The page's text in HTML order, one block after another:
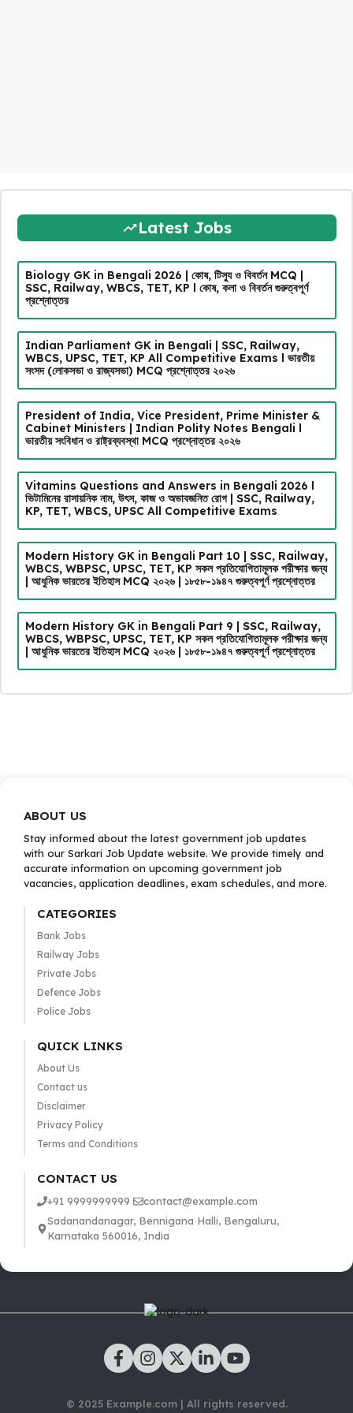
Latest Jobs
Biology GK in Bengali 2026 | কোষ, টিস্যু ও বিবর্তন MCQ |
SSC, Railway, WBCS, TET, KP l কোষ, কলা ও বিবর্তন গুরুত্বপূর্ণ
প্রশ্নোত্তর
Indian Parliament GK in Bengali | SSC, Railway,
WBCS, UPSC, TET, KP All Competitive Exams l ভারতীয়
সংসদ (লোকসভা ও রাজ্যসভা) MCQ প্রশ্নোত্তর ২০২৬
President of India, Vice President, Prime Minister &
Cabinet Ministers | Indian Polity Notes Bengali l
ভারতীয় সংবিধান ও রাষ্ট্রব্যবস্থা MCQ প্রশ্নোত্তর ২০২৬
Vitamins Questions and Answers in Bengali 2026 l
ভিটামিনের রাসায়নিক নাম, উৎস, কাজ ও অভাবজনিত রোগ | SSC, Railway,
KP, TET, WBCS, UPSC All Competitive Exams
Modern History GK in Bengali Part 10 | SSC, Railway,
WBCS, WBPSC, UPSC, TET, KP সকল প্রতিযোগিতামূলক পরীক্ষার জন্য
| আধুনিক ভারতের ইতিহাস MCQ ২০২৬ | ১৮৫৮-১৯৪৭ গুরুত্বপূর্ণ প্রশ্নোত্তর
Modern History GK in Bengali Part 9 | SSC, Railway,
WBCS, WBPSC, UPSC, TET, KP সকল প্রতিযোগিতামূলক পরীক্ষার জন্য
| আধুনিক ভারতের ইতিহাস MCQ ২০২৬ | ১৮৫৮-১৯৪৭ গুরুত্বপূর্ণ প্রশ্নোত্তর
ABOUT US
Stay informed about the latest government job updates
with our Sarkari Job Update website. We provide timely and
accurate information on upcoming government job
vacancies, application deadlines, exam schedules, and more.
CATEGORIES
Bank Jobs
Railway Jobs
Private Jobs
Defence Jobs
Police Jobs
QUICK LINKS
About Us
Contact us
Disclaimer
Privacy Policy
Terms and Conditions
CONTACT US
+91 9999999999
contact@example.com
Sadanandanagar, Bennigana Halli, Bengaluru,
Karnataka 560016, India
© 2025 Example.com | All rights reserved.